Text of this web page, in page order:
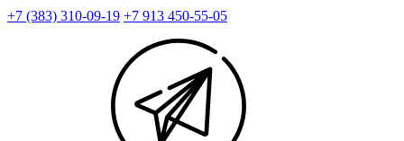
+7 (383) 310-09-19 +7 913 450-55-05